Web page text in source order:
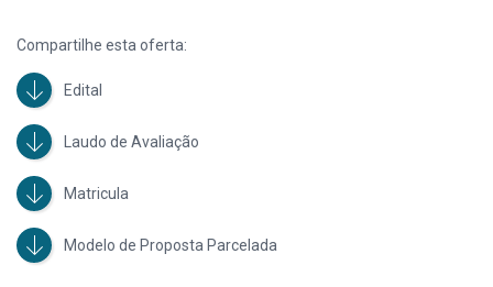
Compartilhe esta oferta:
Edital
Laudo de Avaliação
Matricula
Modelo de Proposta Parcelada